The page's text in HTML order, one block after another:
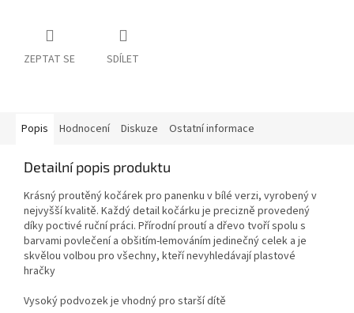
ZEPTAT SE SDÍLET
Popis Hodnocení Diskuze Ostatní informace
Detailní popis produktu
Krásný proutěný kočárek pro panenku v bílé verzi, vyrobený v
nejvyšší kvalitě. Každý detail kočárku je precizně provedený
díky poctivé ruční práci. Přírodní proutí a dřevo tvoří spolu s
barvami povlečení a obšitím-lemováním jedinečný celek a je
skvělou volbou pro všechny, kteří nevyhledávají plastové
hračky
Vysoký podvozek je vhodný pro starší dítě